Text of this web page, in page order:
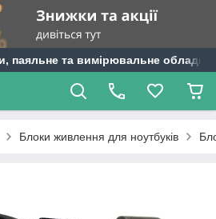
паяльне та вимірювальне
Блоки живлення для ноутбуків